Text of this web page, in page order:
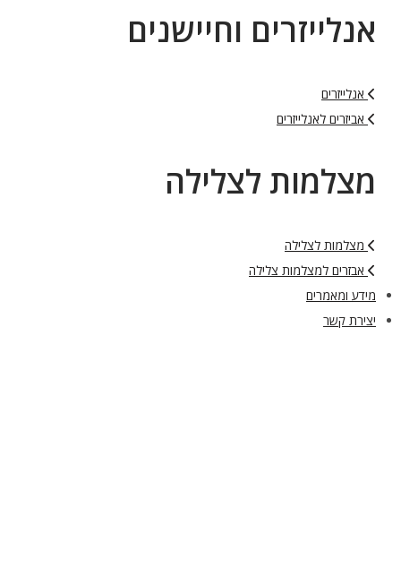
אנלייזרים וחיישנים
אנלייזרים
אביזרים לאנלייזרים
מצלמות לצלילה
מצלמות לצלילה
אבזרים למצלמות צלילה
מידע ומאמרים
יצירת קשר